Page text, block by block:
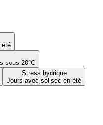
été
sous 20°C
Stress hydrique
Jours avec sol sec en été